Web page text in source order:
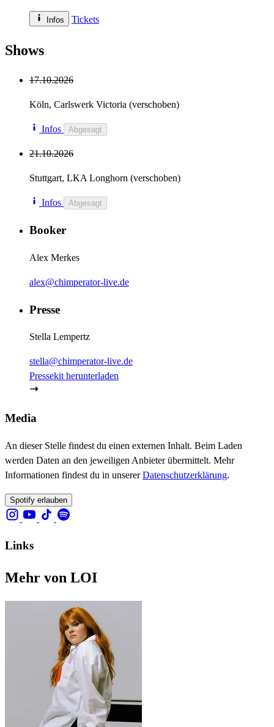
Infos Tickets
Shows
17.10.2026
Köln, Carlswerk Victoria (verschoben)
Infos Abgesagt
21.10.2026
Stuttgart, LKA Longhorn (verschoben)
Infos Abgesagt
Booker
Alex Merkes
alex@chimperator-live.de
Presse
Stella Lempertz
stella@chimperator-live.de
Pressekit herunterladen
Media
An dieser Stelle findest du einen externen Inhalt. Beim Laden
werden Daten an den jeweiligen Anbieter übermittelt. Mehr
Informationen findest du in unsererDatenschutzerklärung.
Spotify erlauben
Links
Mehr von LOI